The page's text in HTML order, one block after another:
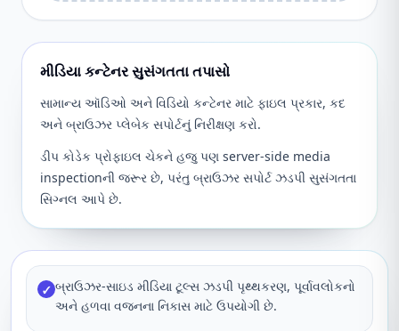
મીડિયા કન્ટેનર સુસંગતતા તપાસો
સામાન્ય ઑડિઓ અને વિડિયો કન્ટેનર માટે ફાઇલ પ્રકાર, કદ
અને બ્રાઉઝર પ્લેબેક સપોર્ટનું નિરીક્ષણ કરો.
ડીપ કોડેક પ્રોફાઇલ ચેકને હજુ પણ server-side media
inspectionની જરૂર છે, પરંતુ બ્રાઉઝર સપોર્ટ ઝડપી સુસંગતતા
સિગ્નલ આપે છે.
✓ બ્રાઉઝર-સાઇડ મીડિયા ટૂલ્સ ઝડપી પૃથ્થકરણ, પૂર્વાવલોકનો
અને હળવા વજનના નિકાસ માટે ઉપયોગી છે.